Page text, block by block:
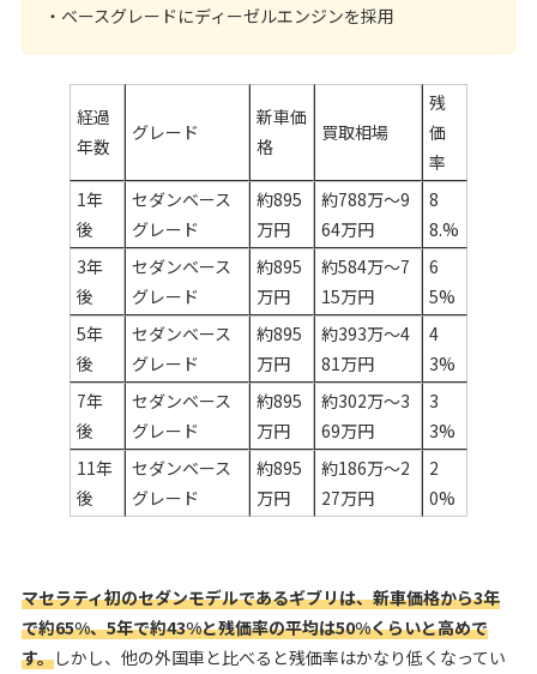
・ベースグレードにディーゼルエンジンを採用
経過
年数
グレード
新車価
格
買取相場
残
価
率
1年
後
セダンベース
グレード
約895
万円
約788万～9
64万円
8
8.%
3年
後
セダンベース
グレード
約895
万円
約584万～7
15万円
6
5%
5年
後
セダンベース
グレード
約895
万円
約393万～4
81万円
4
3%
7年
後
セダンベース
グレード
約895
万円
約302万～3
69万円
3
3%
11年
後
セダンベース
グレード
約895
万円
約186万～2
27万円
2
0%
マセラティ初のセダンモデルであるギブリは、新車価格から3年
で約65%、5年で約43%と残価率の平均は50%くらいと高めで
す。しかし、他の外国車と比べると残価率はかなり低くなってい